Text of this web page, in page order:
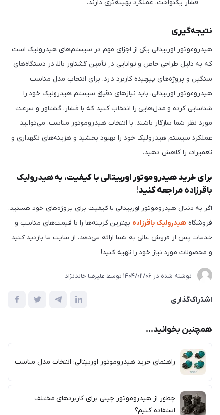
فشار یکنواخت، عملکرد بهینه‌تری دارند.
نتیجه‌گیری
هیدروموتور اوربیتالی یکی از اجزای مهم در سیستم‌های هیدرولیک است
که به دلیل طراحی خاص و توانایی در تأمین گشتاور بالا، در دستگاه‌های
سنگین و پروژه‌های پیچیده کاربرد دارد. برای انتخاب مدل مناسب
هیدروموتور اوربیتالی، باید نیازهای دقیق سیستم هیدرولیک خود را
شناسایی کرده و مدل‌هایی را انتخاب کنید که با فشار، گشتاور و سرعت
مورد نظر شما سازگار باشند. با انتخاب هیدروموتور مناسب، می‌توانید
عملکرد سیستم هیدرولیک خود را بهبود بخشید و هزینه‌های نگهداری و
تعمیرات را کاهش دهید.
برای خرید هیدروموتور اوربیتالی با کیفیت، بههیدرولیک
باقرزادهمراجعه کنید!
اگر به دنبال هیدروموتور اوربیتالی با کیفیت برای پروژه‌های خود هستید،
فروشگاه هیدرولیک باقرزاده بهترین گزینه‌ها را با قیمت‌های مناسب و
خدمات پس از فروش عالی به شما ارائه می‌دهد. از سایت ما بازدید کنید
و محصولات مورد نیاز خود را تهیه کنید!
نوشته شده در 1404/02/06 توسط علیرضا خالدنژاد
اشتراک‌گذاری
همچنین بخوانید...
راهنمای خرید هیدروموتور اوربیتالی: انتخاب مدل مناسب
چطور از هیدروموتور چینی برای کاربردهای مختلف
استفاده کنیم؟